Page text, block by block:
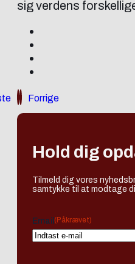
sig verdens
Forrige
Hold dig
Tilmeld dig vores
samtykke til at modtage
Email (Påkrævet)